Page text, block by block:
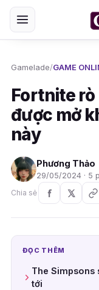
Gamelade/GAME
Fortnite
được mở
này
Phương Thảo
29/05/2024 · 5
Chia sẻ
ĐỌC THÊM
The Simpsons
tới